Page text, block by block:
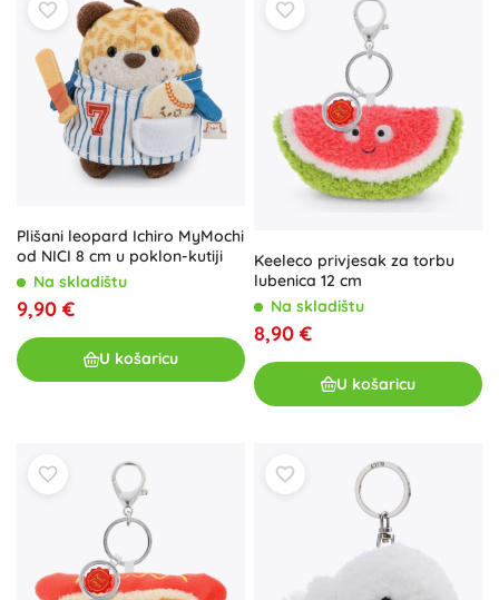
Plišani leopard Ichiro MyMochi
od NICI 8 cm u poklon-kutiji
Na skladištu
9,90 €
U košaricu
Keeleco privjesak za torbu
lubenica 12 cm
Na skladištu
8,90 €
U košaricu